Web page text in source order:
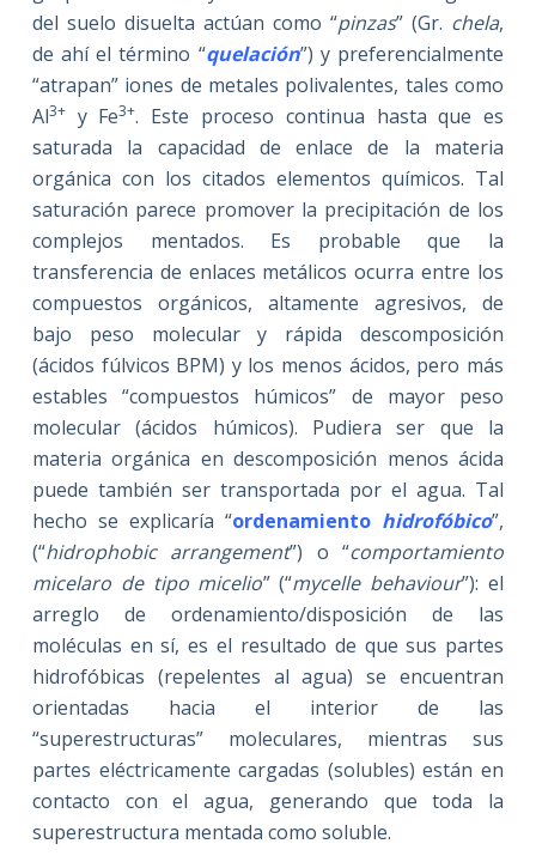
del suelo disuelta actúan como “pinzas” (Gr. chela,
de ahí el término “quelación”) y preferencialmente
“atrapan” iones de metales polivalentes, tales como
Al3+y Fe3+. Este proceso continua hasta que es
saturada la capacidad de enlace de la materia
orgánica con los citados elementos químicos. Tal
saturación parece promover la precipitación de los
complejos mentados. Es probable que la
transferencia de enlaces metálicos ocurra entre los
compuestos orgánicos, altamente agresivos, de
bajo peso molecular y rápida descomposición
(ácidos fúlvicos BPM) y los menos ácidos, pero más
estables “compuestos húmicos” de mayor peso
molecular (ácidos húmicos). Pudiera ser que la
materia orgánica en descomposición menos ácida
puede también ser transportada por el agua. Tal
hecho se explicaría “ordenamiento hidrofóbico”,
(“hidrophobic arrangement”) o “comportamiento
micelaro de tipo micelio” (“mycelle behaviour”): el
arreglo de ordenamiento/disposición de las
moléculas en sí, es el resultado de que sus partes
hidrofóbicas (repelentes al agua) se encuentran
orientadas hacia el interior de las
“superestructuras” moleculares, mientras sus
partes eléctricamente cargadas (solubles) están en
contacto con el agua, generando que toda la
superestructura mentada como soluble.